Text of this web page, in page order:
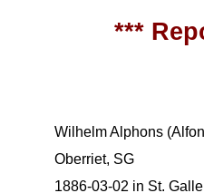
***
Wilhelm Alphons
Oberriet, SG
1886-03-02 in St.